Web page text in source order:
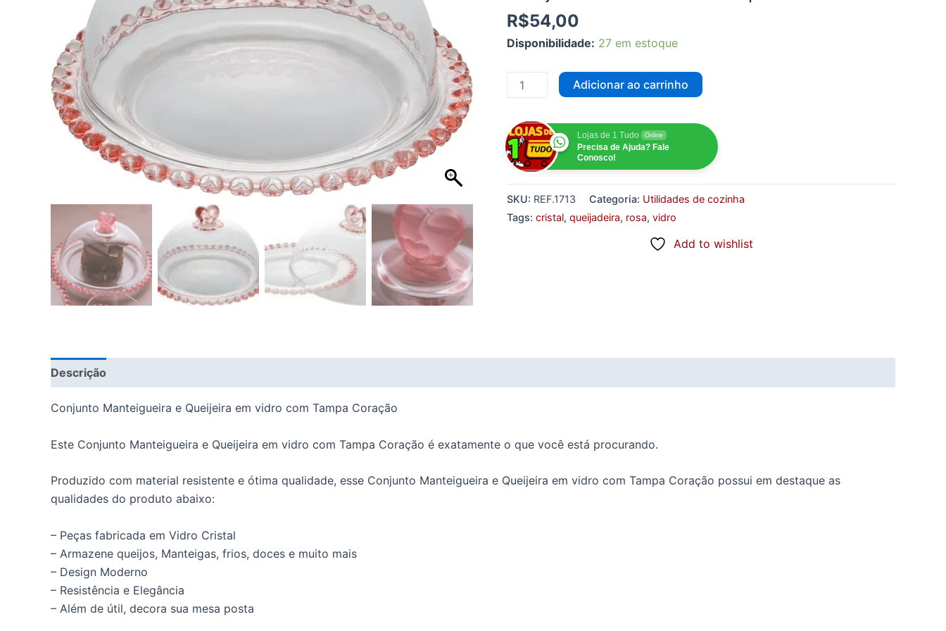
R$54,00
Disponibilidade: 27 em estoque
Adicionar ao carrinho
Lojas de 1 Tudo Online
Precisa de Ajuda? Fale
Conosco!
SKU: REF.1713 Categoria: Utilidades de cozinha
Tags: cristal, queijadeira, rosa, vidro
Add to wishlist
Descrição
Conjunto Manteigueira e Queijeira em vidro com Tampa Coração
Este Conjunto Manteigueira e Queijeira em vidro com Tampa Coração é exatamente o que você está procurando.
Produzido com material resistente e ótima qualidade, esse Conjunto Manteigueira e Queijeira em vidro com Tampa Coração possui em destaque as
qualidades do produto abaixo:
– Peças fabricada em Vidro Cristal
– Armazene queijos, Manteigas, frios, doces e muito mais
– Design Moderno
– Resistência e Elegância
– Além de útil, decora sua mesa posta